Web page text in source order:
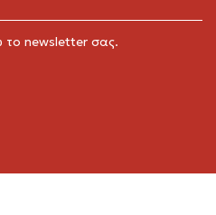
newsletter σας.